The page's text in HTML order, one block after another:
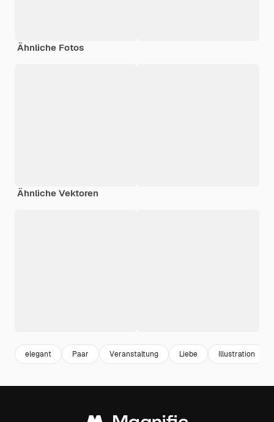
Ähnliche Fotos
Ähnliche Vektoren
elegant Paar Veranstaltung Liebe Illustration